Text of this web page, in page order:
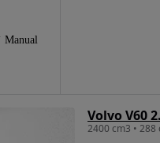
Manual
Volvo V60
2400 cm3 • 288